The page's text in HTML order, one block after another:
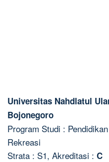
Universitas Nahdlatul
Bojonegoro
Program Studi :
Rekreasi
Strata : S1, Akreditasi : C